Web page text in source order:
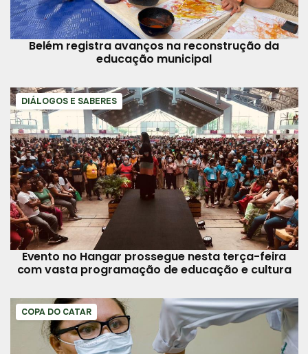
Belém registra avanços na reconstrução da
educação municipal
DIÁLOGOS E SABERES
Evento no Hangar prossegue nesta terça-feira
com vasta programação de educação e cultura
COPA DO CATAR